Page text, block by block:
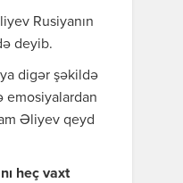
Rusiyanın
deyib.
digər şəkildə
emosiyalardan
Əliyev qeyd
heç vaxt